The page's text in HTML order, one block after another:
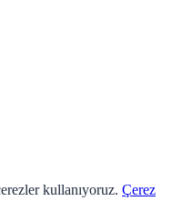
kullanıyoruz. Çerez